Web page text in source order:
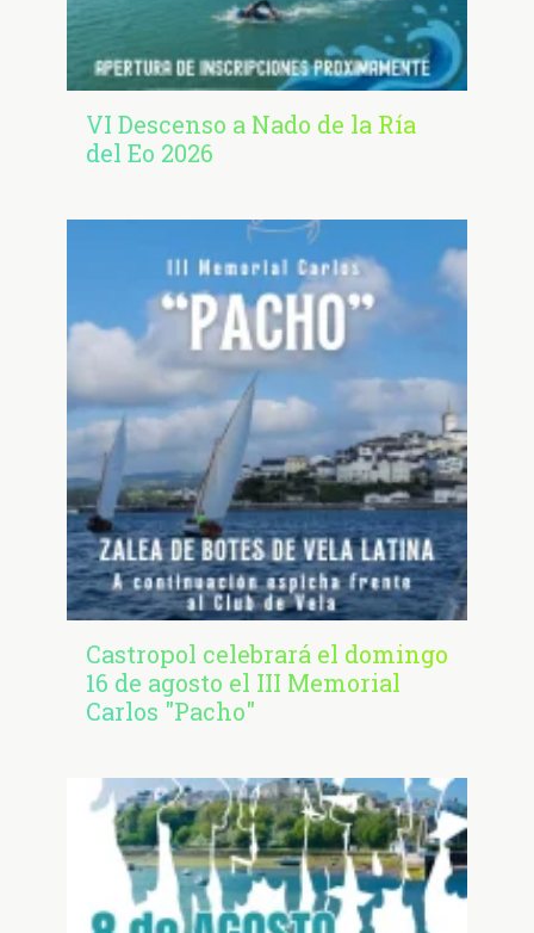
VI Descenso a Nado de la Ría
del Eo 2026
Castropol celebrará el domingo
16 de agosto el III Memorial
Carlos "Pacho"